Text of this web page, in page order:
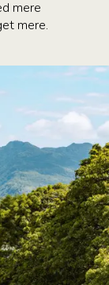
mere
mere.